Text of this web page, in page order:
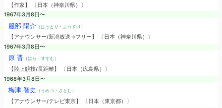
【作家】 〔日本（神奈川県）〕
1967年3月8日〜
服部 陽介（はっとり・ようすけ）
【アナウンサー/新潟放送→フリー】 〔日本（神奈川県）〕
1967年3月8日〜
原 晋（はら・すすむ）
【陸上競技/長距離】 〔日本（広島県）〕
1968年3月8日〜
梅津 智史 （うめつ・さとし）
【アナウンサー/テレビ東京】 〔日本（東京都）〕